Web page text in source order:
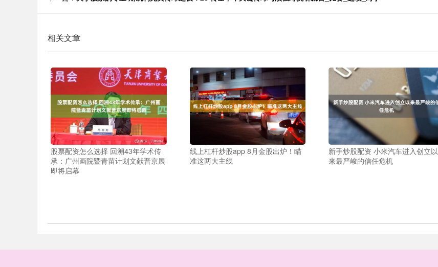
相关文章
股票配资怎么选择 回溯43年学术传
承：广州画院暨青苗计划文献晋京展
即将启幕
线上杠杆炒股app 8月金股出炉！瞄
准这两大主线
新手炒股配资 小米汽车进入创立以
来最严峻的信任危机